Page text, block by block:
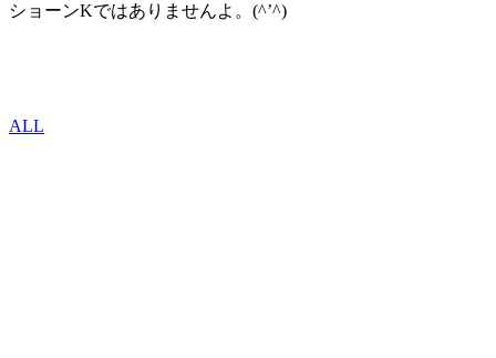
ショーンKではありませんよ。(^’^)
ALL